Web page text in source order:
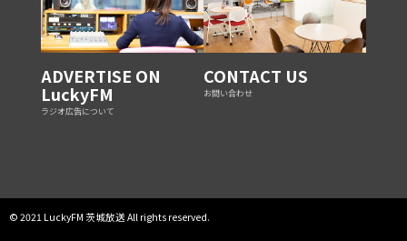
ADVERTISE ON
LuckyFM
ラジオ広告について
CONTACT US
お問い合わせ
© 2021 LuckyFM 茨城放送 All rights reserved.